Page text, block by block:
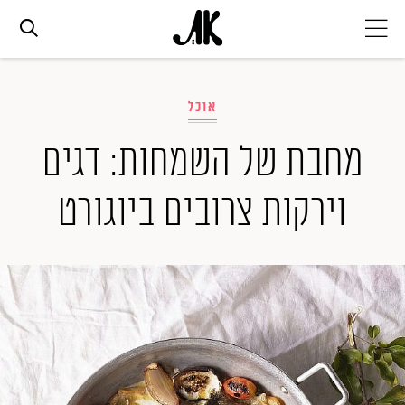
אופנה
ביוטי
סלבס
ערוצים נוספים
המגזין
אוכל
מחבת של השמחות: דגים
וירקות צרובים ביוגורט